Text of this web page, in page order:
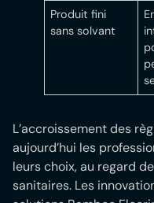
Produit fini
sans solvant
L’accroissement des
aujourd’hui les
leurs choix, au regard
sanitaires. Les